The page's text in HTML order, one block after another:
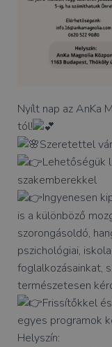
Nyílt nap az AnKa
tól!
Szeretettel
Lehetőségük
szakemberekkel
Ingyenesen
is a különböző
szorongásoldó,
pszichológiai,
foglalkozásainkat,
természetesen
Frissítőkkel
egyes programok
Helyszín: